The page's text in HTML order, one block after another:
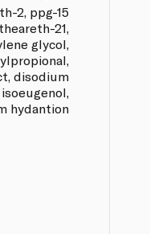
2, ppg-15
21,
glycol,
disodium
hydantion.